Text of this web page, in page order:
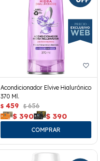
Acondicionador Elvive Hialurónico
370 Ml.
$ 459 $ 656
$ 390 $ 390